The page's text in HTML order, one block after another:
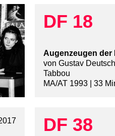
DF 18
Augenzeugen der
von Gustav
Tabbou
MA/AT 1993 | 33
DF 38